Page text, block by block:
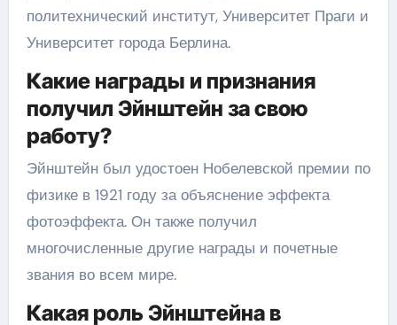
политехнический институт, Университет Праги и
Университет города Берлина.
Какие награды и признания
получил Эйнштейн за свою
работу?
Эйнштейн был удостоен Нобелевской премии по
физике в 1921 году за объяснение эффекта
фотоэффекта. Он также получил
многочисленные другие награды и почетные
звания во всем мире.
Какая роль Эйнштейна в